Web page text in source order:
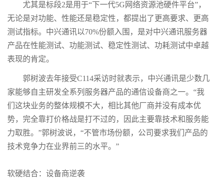
尤其是标段2是用于“下一代5G网络资源池硬件平台”，
无论是对功能、性能还是稳定性，都提出了更高要求、更高
测试指标。中兴通讯以70%份额入围，是对中兴通讯服务器
产品在性能测试、功能测试、稳定性测试、功耗测试中卓越
表现的肯定。
郭树波去年接受C114采访时就表示，中兴通讯是少数几
家能够自主研发全系列服务器产品的通信设备商之一。“我
们这块业务的整体规模不大，相比其他厂商并没有成本优
势，完全靠打价格战是打不过的，因此主要靠技术和服务能
力取胜。”郭树波说，“不管市场份额，公司要求我们产品的
技术竞争力在业界前三的水平。”
软硬结合：设备商逆袭